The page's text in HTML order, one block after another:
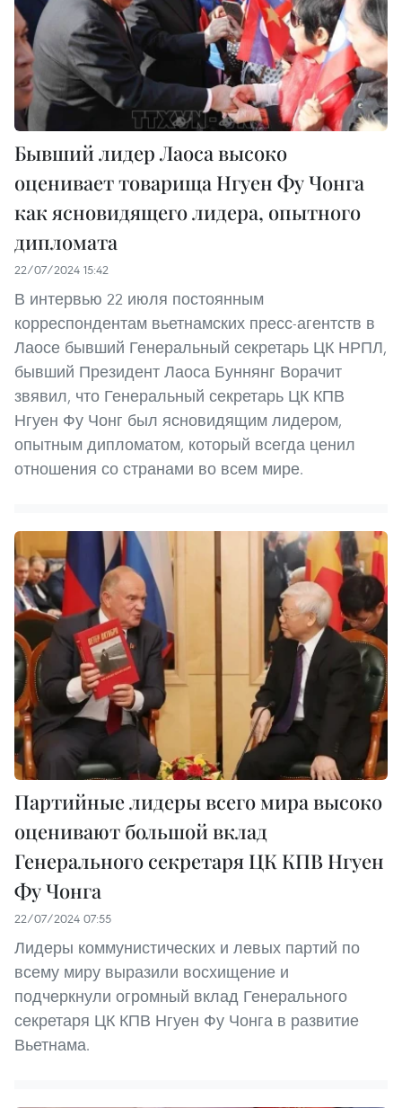
Бывший лидер Лаоса высоко
оценивает товарища Нгуен Фу Чонга
как ясновидящего лидера, опытного
дипломата
22/07/2024 15:42
В интервью 22 июля постоянным
корреспондентам вьетнамских пресс-агентств в
Лаосе бывший Генеральный секретарь ЦК НРПЛ,
бывший Президент Лаоса Буннянг Ворачит
звявил, что Генеральный секретарь ЦК КПВ
Нгуен Фу Чонг был ясновидящим лидером,
опытным дипломатом, который всегда ценил
отношения со странами во всем мире.
Партийные лидеры всего мира высоко
оценивают большой вклад
Генерального секретаря ЦК КПВ Нгуен
Фу Чонга
22/07/2024 07:55
Лидеры коммунистических и левых партий по
всему миру выразили восхищение и
подчеркнули огромный вклад Генерального
секретаря ЦК КПВ Нгуен Фу Чонга в развитие
Вьетнама.